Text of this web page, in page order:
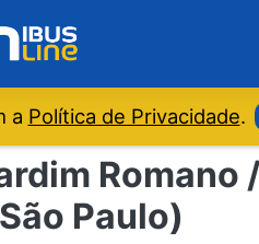
a Política de Privacidade.
Romano /
Paulo)